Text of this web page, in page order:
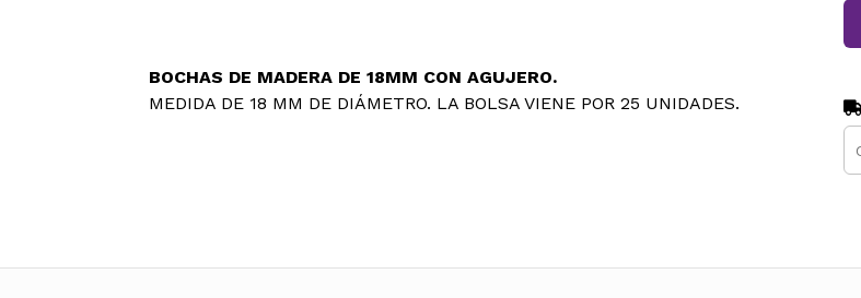
BOCHAS DE MADERA DE 18MM CON AGUJERO.
MEDIDA DE 18 MM DE DIÁMETRO. LA BOLSA VIENE POR 25 UNIDADES.